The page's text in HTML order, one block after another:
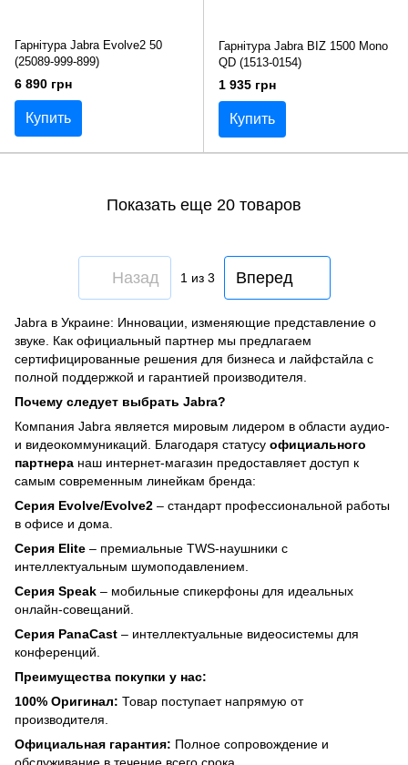
Гарнітура Jabra Evolve2 50
(25089-999-899)
6 890 грн
Купить
Гарнітура Jabra BIZ 1500 Mono
QD (1513-0154)
1 935 грн
Купить
Показать еще 20 товаров
Назад 1из 3 Вперед
Jabra в Украине: Инновации, изменяющие представление о
звуке. Как официальный партнер мы предлагаем
сертифицированные решения для бизнеса и лайфстайла с
полной поддержкой и гарантией производителя.
Почему следует выбрать Jabra?
Компания Jabra является мировым лидером в области аудио-
и видеокоммуникаций. Благодаря статусу официального
партнера наш интернет-магазин предоставляет доступ к
самым современным линейкам бренда:
Серия Evolve/Evolve2 – стандарт профессиональной работы
в офисе и дома.
Серия Elite – премиальные TWS-наушники с
интеллектуальным шумоподавлением.
Серия Speak – мобильные спикерфоны для идеальных
онлайн-совещаний.
Серия PanaCast – интеллектуальные видеосистемы для
конференций.
Преимущества покупки у нас:
100% Оригинал: Товар поступает напрямую от
производителя.
Официальная гарантия: Полное сопровождение и